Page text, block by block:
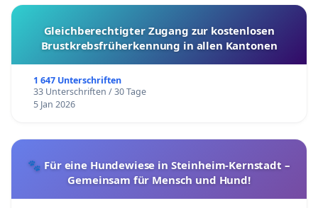
Gleichberechtigter Zugang zur kostenlosen
Brustkrebsfrüherkennung in allen Kantonen
1 647 Unterschriften
33 Unterschriften / 30 Tage
5 Jan 2026
🐾 Für eine Hundewiese in Steinheim-Kernstadt –
Gemeinsam für Mensch und Hund!